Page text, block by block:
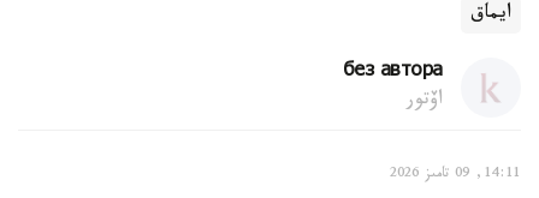
ايماق
без автора
اۆتور
14:11, 09 تامىز 2026